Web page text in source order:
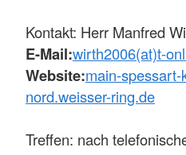
Kontakt: Herr Manfred
E-Mail:wirth2006(at)t-
Website:main-
nord.weisser-ring.de
Treffen: nach